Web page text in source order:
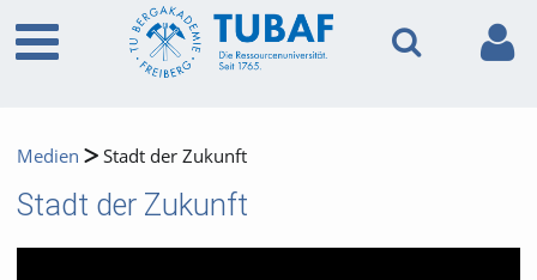
Medien Stadt der Zukunft
Stadt der Zukunft